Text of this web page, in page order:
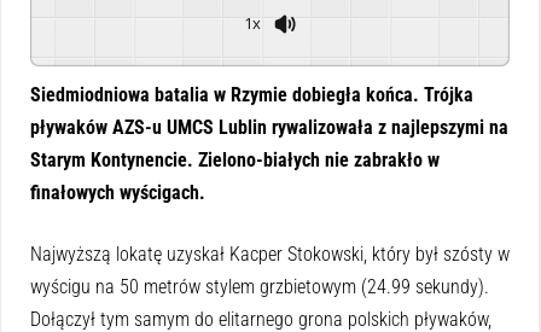
1x
Siedmiodniowa batalia w Rzymie dobiegła końca. Trójka
pływaków AZS-u UMCS Lublin rywalizowała z najlepszymi na
Starym Kontynencie. Zielono-białych nie zabrakło w
finałowych wyścigach.
Najwyższą lokatę uzyskał Kacper Stokowski, który był szósty w
wyścigu na 50 metrów stylem grzbietowym (24.99 sekundy).
Dołączył tym samym do elitarnego grona polskich pływaków,